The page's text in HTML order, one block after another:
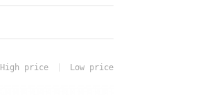
High price Low price